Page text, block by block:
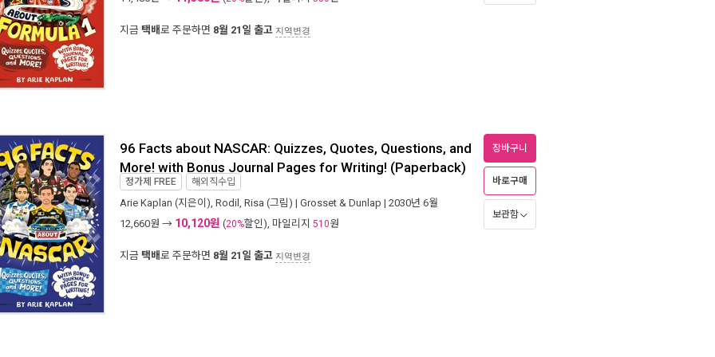
지금 택배로 주문하면 8월 21일 출고 지역변경
96 Facts about NASCAR: Quizzes, Quotes, Questions, and
More! with Bonus Journal Pages for Writing! (Paperback)
정가제 FREE 해외직수입
Arie Kaplan (지은이), Rodil, Risa (그림) | Grosset & Dunlap | 2030년 6월
12,660원 → 10,120원 (20%할인), 마일리지 510원
지금 택배로 주문하면 8월 21일 출고 지역변경
장바구니
바로구매
보관함